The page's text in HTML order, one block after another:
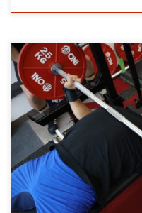
大石力塾塾長の大石圭太朗
ーニング会を企画、開催